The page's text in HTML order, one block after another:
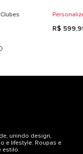
entre 50 e 60o
com o
de 26°C. Evite a
Clubes
R$ 599,
unindo design,
e lifestyle. Roupas e
estilo.